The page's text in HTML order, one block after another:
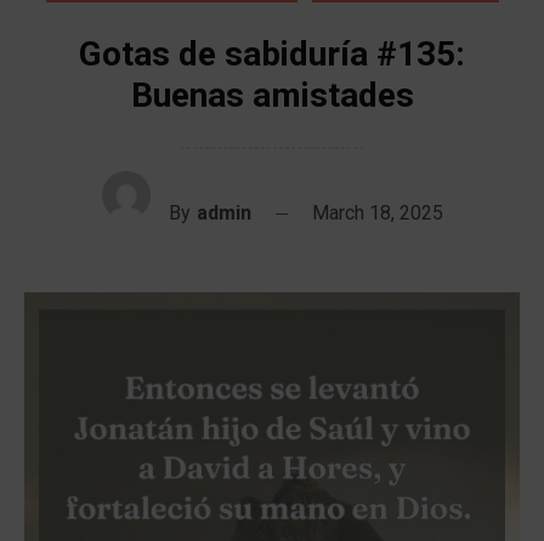
Gotas de sabiduría #135:
Buenas amistades
By admin March 18, 2025